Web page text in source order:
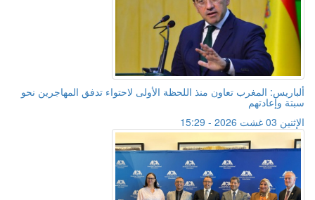
ألباريس: المغرب تعاون منذ اللحظة الأولى لاحتواء تدفق المهاجرين نحو
سبتة وإعادتهم
الإثنين 03 غشت 2026 - 15:29